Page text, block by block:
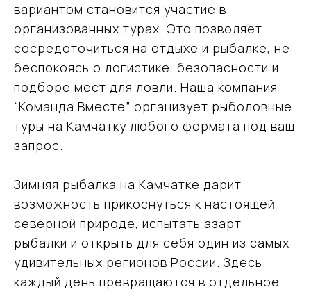
вариантом становится участие в
организованных турах. Это позволяет
сосредоточиться на отдыхе и рыбалке, не
беспокоясь о логистике, безопасности и
подборе мест для ловли. Наша компания
“Команда Вместе” организует рыболовные
туры на Камчатку любого формата под ваш
запрос.
Зимняя рыбалка на Камчатке дарит
возможность прикоснуться к настоящей
северной природе, испытать азарт
рыбалки и открыть для себя один из самых
удивительных регионов России. Здесь
каждый день превращаются в отдельное
vmtravel77@mail.ru
Ваш надёжный партнёр
в мире открытий
и приключений
Направления
Подбор туров на Камчатку
О компании
Отзывы
Блог